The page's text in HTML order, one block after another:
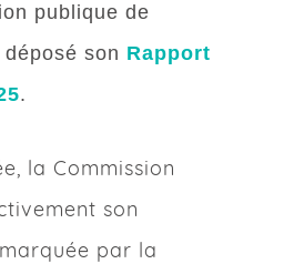
publique de
son Rapport
.
la Commission
son
par la